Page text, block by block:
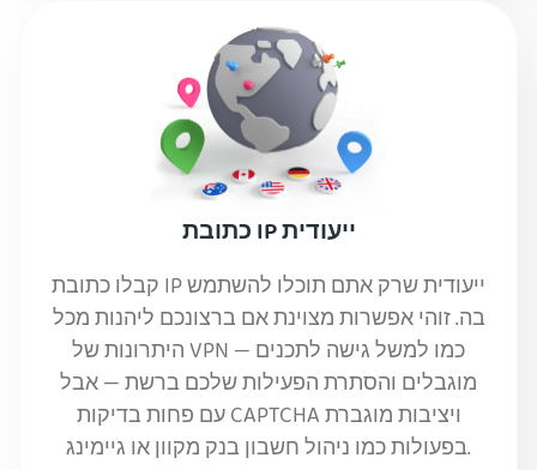
כתובת IP ייעודית
קבלו כתובת IP ייעודית שרק אתם תוכלו להשתמש
בה. זוהי אפשרות מצוינת אם ברצונכם ליהנות מכל
היתרונות של VPN — כמו למשל גישה לתכנים
מוגבלים והסתרת הפעילות שלכם ברשת — אבל
עם פחות בדיקות CAPTCHA ויציבות מוגברת
בפעולות כמו ניהול חשבון בנק מקוון או גיימינג.